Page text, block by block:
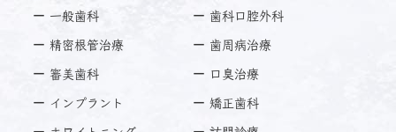
一般歯科 歯科口腔外科
精密根管治療 歯周病治療
審美歯科 口臭治療
インプラント 矯正歯科